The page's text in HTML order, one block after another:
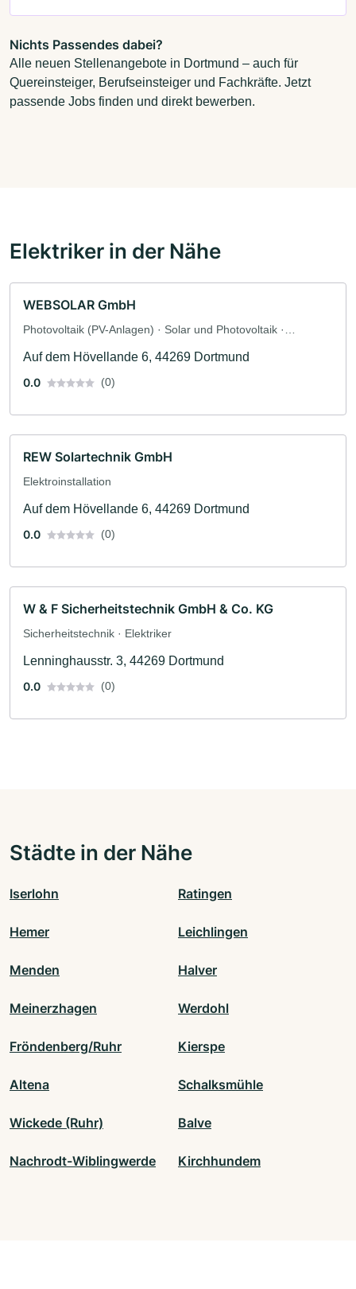
Nichts Passendes dabei?
Alle neuen Stellenangebote in Dortmund – auch für
Quereinsteiger, Berufseinsteiger und Fachkräfte. Jetzt
passende Jobs finden und direkt bewerben.
Elektriker in der Nähe
WEBSOLAR GmbH
Photovoltaik (PV-Anlagen) · Solar und Photovoltaik ·
Auf dem Hövellande 6, 44269 Dortmund
0.0
(0)
REW Solartechnik GmbH
Elektroinstallation
Auf dem Hövellande 6, 44269 Dortmund
0.0
(0)
W & F Sicherheitstechnik GmbH & Co. KG
Sicherheitstechnik · Elektriker
Lenninghausstr. 3, 44269 Dortmund
0.0
(0)
Städte in der Nähe
Iserlohn Ratingen
Hemer Leichlingen
Menden Halver
Meinerzhagen Werdohl
Fröndenberg/Ruhr Kierspe
Altena Schalksmühle
Wickede (Ruhr) Balve
Nachrodt-Wiblingwerde Kirchhundem